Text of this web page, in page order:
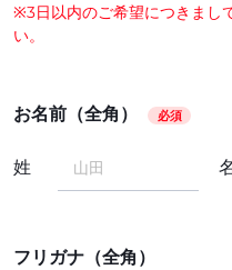
※3日以内のご希望につきまし
い。
お名前（全角） 必須
姓
フリガナ（全角）